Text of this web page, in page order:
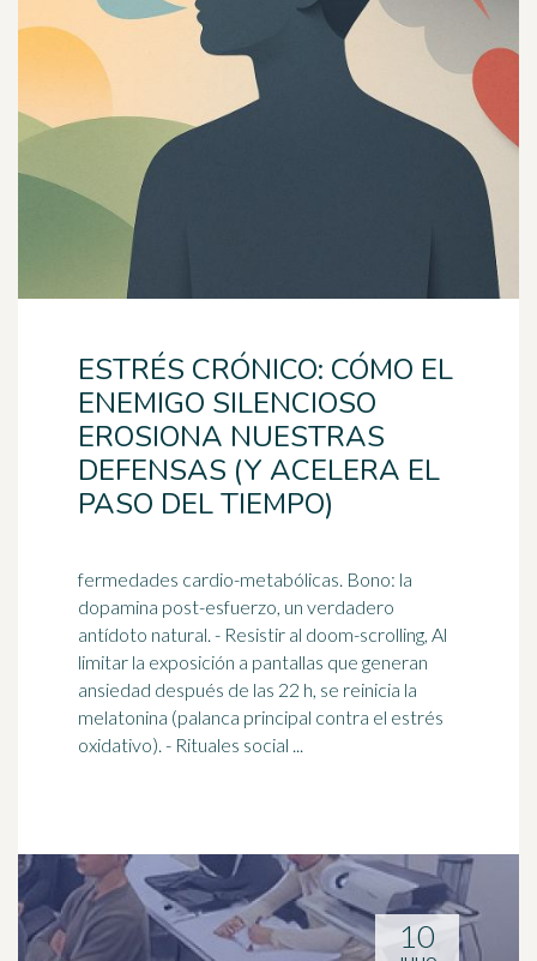
ESTRÉS CRÓNICO: CÓMO EL
ENEMIGO SILENCIOSO
EROSIONA NUESTRAS
DEFENSAS (Y ACELERA EL
PASO DEL TIEMPO)
fermedades cardio-metabólicas. Bono: la
dopamina post-esfuerzo, un verdadero
antídoto natural. - Resistir al doom-scrolling, Al
limitar la exposición a pantallas que generan
ansiedad después de las 22 h, se reinicia la
melatonina (palanca principal contra el estrés
oxidativo). - Rituales social ...
10